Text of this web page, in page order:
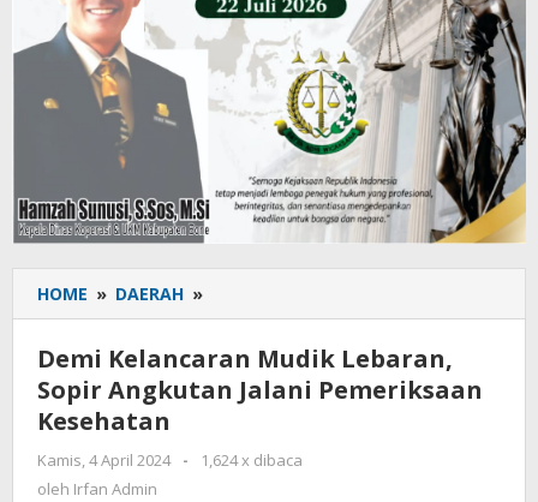
HOME » DAERAH »
Kelancaran
Lebaran,
Sopir
Pemeriksaan
Demi Kelancaran Mudik Lebaran,
Sopir Angkutan Jalani Pemeriksaan
Kesehatan
Kamis, 4 April 2024
oleh
-
1,624 x dibaca
oleh Irfan Admin